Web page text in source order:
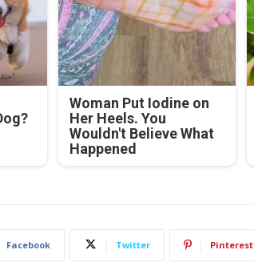
Woman Put Iodine on
Her Heels. You
Wouldn't Believe What
Happened
Facebook Twitter Pinterest